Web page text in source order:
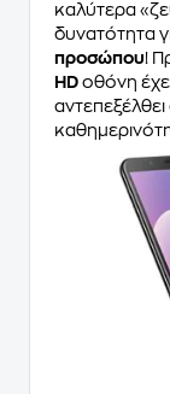
καλύτερα
δυνατότητα
προσώπου!
HD οθόνη
αντεπεξέλθει